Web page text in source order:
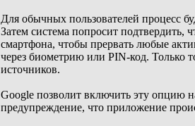
Для обычных пользователей процесс
Затем система попросит подтвердить,
смартфона, чтобы прервать любые
через биометрию или PIN-код. Только
источников.
Google позволит включить эту опцию
предупреждение, что приложение